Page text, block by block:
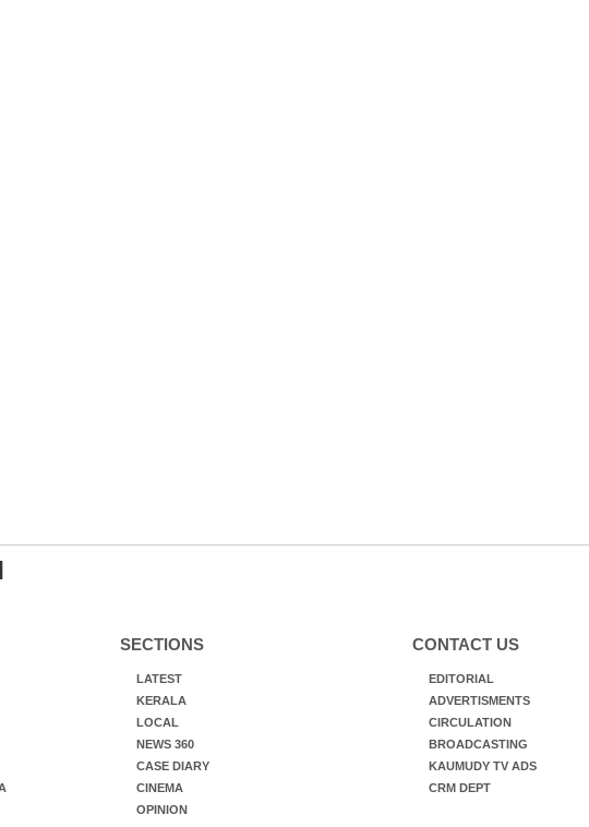
SECTIONS
LATEST
KERALA
LOCAL
NEWS 360
CASE DIARY
CINEMA
OPINION
CONTACT US
EDITORIAL
ADVERTISMENTS
CIRCULATION
BROADCASTING
KAUMUDY TV ADS
CRM DEPT